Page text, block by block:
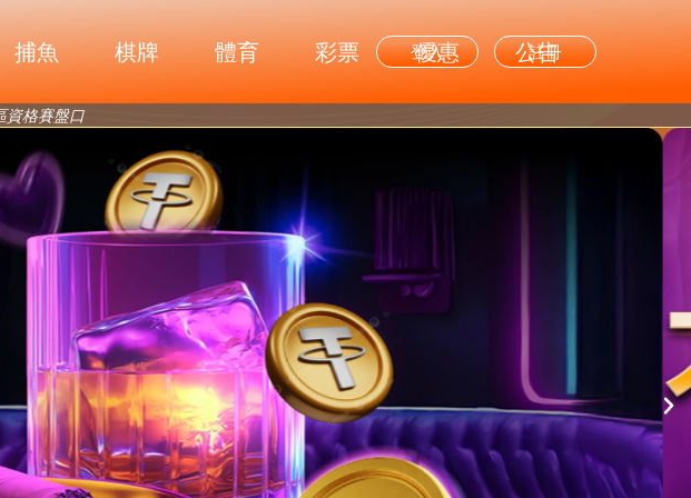
捕魚 棋牌 體育 彩票 優惠 公告
登入 註冊
資格賽盤口